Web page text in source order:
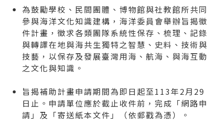
為鼓勵學校、民間團體、博物館與社教館所共同
參與海洋文化知識建構，海洋委員會舉辦旨揭徵
件計畫，徵求各類團隊系統性保存、梳理、記錄
與轉譯在地與海共生獨特之智慧、史料、技術與
技藝，以保存及發展臺灣用海、航海、與海互動
之文化與知識。
旨揭補助計畫申請期間為即日起至113年2月29
日止。申請單位應於截止收件前，完成「網路申
請」及「寄送紙本文件」（依郵戳為憑）。